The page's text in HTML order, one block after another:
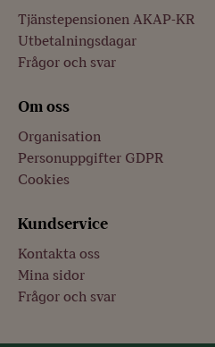
Tjänstepensionen AKAP-KR
Utbetalningsdagar
Frågor och svar
Om oss
Organisation
Personuppgifter GDPR
Cookies
Kundservice
Kontakta oss
Mina sidor
Frågor och svar